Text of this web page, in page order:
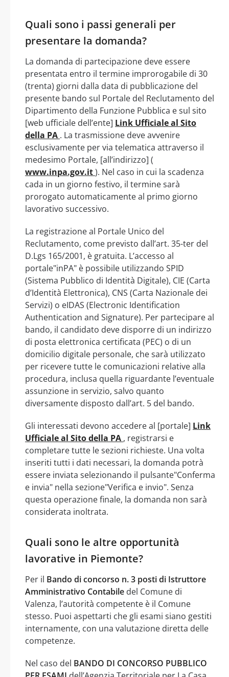
Quali sono i passi generali per
presentare la domanda?
La domanda di partecipazione deve essere
presentata entro il termine improrogabile di 30
(trenta) giorni dalla data di pubblicazione del
presente bando sul Portale del Reclutamento del
Dipartimento della Funzione Pubblica e sul sito
[web ufficiale dell’ente] Link Ufficiale al Sito
della PA . La trasmissione deve avvenire
esclusivamente per via telematica attraverso il
medesimo Portale, [all’indirizzo] (
www.inpa.gov.it). Nel caso in cui la scadenza
cada in un giorno festivo, il termine sarà
prorogato automaticamente al primo giorno
lavorativo successivo.
La registrazione al Portale Unico del
Reclutamento, come previsto dall’art. 35-ter del
D.Lgs 165/2001, è gratuita. L’accesso al
portale"inPA" è possibile utilizzando SPID
(Sistema Pubblico di Identità Digitale), CIE (Carta
d’Identità Elettronica), CNS (Carta Nazionale dei
Servizi) o eIDAS (Electronic Identification
Authentication and Signature). Per partecipare al
bando, il candidato deve disporre di un indirizzo
di posta elettronica certificata (PEC) o di un
domicilio digitale personale, che sarà utilizzato
per ricevere tutte le comunicazioni relative alla
procedura, inclusa quella riguardante l’eventuale
assunzione in servizio, salvo quanto
diversamente disposto dall’art. 5 del bando.
Gli interessati devono accedere al [portale] Link
Ufficiale al Sito della PA , registrarsi e
completare tutte le sezioni richieste. Una volta
inseriti tutti i dati necessari, la domanda potrà
essere inviata selezionando il pulsante"Conferma
e invia" nella sezione"Verifica e invio". Senza
questa operazione finale, la domanda non sarà
considerata inoltrata.
Quali sono le altre opportunità
lavorative in Piemonte?
Per il Bando di concorso n. 3 posti di Istruttore
Amministrativo Contabile del Comune di
Valenza, l’autorità competente è il Comune
stesso. Puoi aspettarti che gli esami siano gestiti
internamente, con una valutazione diretta delle
competenze.
Nel caso del BANDO DI CONCORSO PUBBLICO